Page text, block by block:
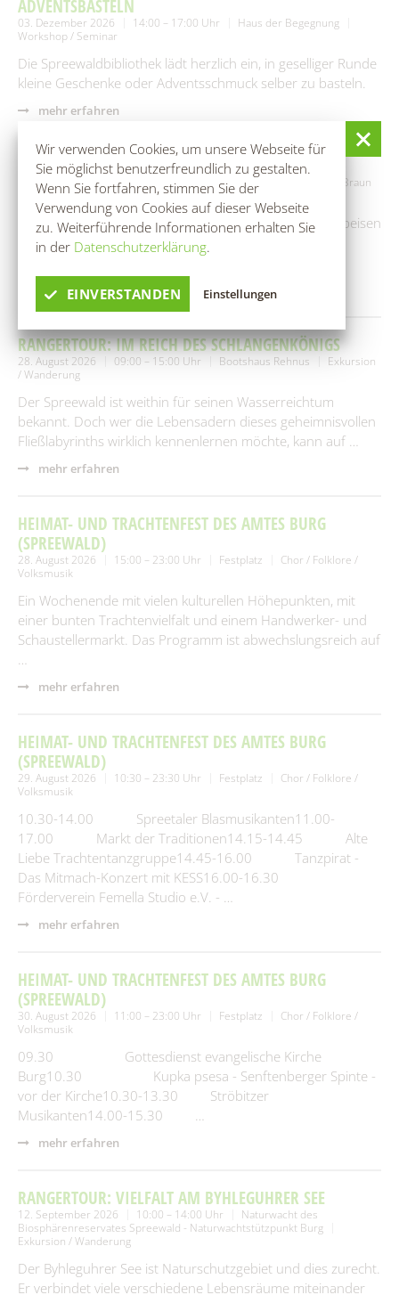
Wir verwenden Cookies, um unsere Webseite für
Sie möglichst benutzerfreundlich zu gestalten.
Wenn Sie fortfahren, stimmen Sie der
Verwendung von Cookies auf dieser Webseite
zu. Weiterführende Informationen erhalten Sie
in der Datenschutzerklärung.
EINVERSTANDEN Einstellungen
ADVENTSBASTELN
03. Dezember 2026 14:00 – 17:00 Uhr
Haus der Begegnung
Workshop / Seminar
Die Spreewaldbibliothek lädt herzlich ein, in geselliger Runde
kleine Geschenke oder Adventsschmuck selber zu basteln.
mehr erfahren
ROHKOST-WORKSHOP
25. August 2026 10:00 – 13:00 Uhr
Naturheilpraxen Ina-Elke Braun
Workshop / Seminar
Gemeinsames Herstellen von verschiedenen Rohkostspeisen
(4-5 Gänge Menü)Danach gemeinsames Essen mit den
mehr erfahren
RANGERTOUR: IM REICH DES SCHLANGENKÖNIGS
28. August 2026 09:00 – 15:00 Uhr Bootshaus Rehnus
Exkursion
/ Wanderung
Der Spreewald ist weithin für seinen Wasserreichtum
bekannt. Doch wer die Lebensadern dieses geheimnisvollen
Fließlabyrinths wirklich kennenlernen möchte, kann auf …
mehr erfahren
HEIMAT- UND TRACHTENFEST DES AMTES BURG
(SPREEWALD)
28. August 2026 15:00 – 23:00 Uhr Festplatz
Chor / Folklore /
Volksmusik
Ein Wochenende mit vielen kulturellen Höhepunkten, mit
einer bunten Trachtenvielfalt und einem Handwerker- und
Schaustellermarkt. Das Programm ist abwechslungsreich auf
…
mehr erfahren
HEIMAT- UND TRACHTENFEST DES AMTES BURG
(SPREEWALD)
29. August 2026 10:30 – 23:30 Uhr Festplatz
Chor / Folklore /
Volksmusik
10.30-14.00 Spreetaler Blasmusikanten11.00-
17.00 Markt der Traditionen14.15-14.45 Alte
Liebe Trachtentanzgruppe14.45-16.00 Tanzpirat -
Das Mitmach-Konzert mit KESS16.00-16.30
Förderverein Femella Studio e.V. - …
mehr erfahren
HEIMAT- UND TRACHTENFEST DES AMTES BURG
(SPREEWALD)
30. August 2026 11:00 – 23:00 Uhr Festplatz
Chor / Folklore /
Volksmusik
09.30 Gottesdienst evangelische Kirche
Burg10.30 Kupka psesa - Senftenberger Spinte -
vor der Kirche10.30-13.30 Ströbitzer
Musikanten14.00-15.30 …
mehr erfahren
RANGERTOUR: VIELFALT AM BYHLEGUHRER SEE
12. September 2026 10:00 – 14:00 Uhr
Naturwacht des
Biosphärenreservates Spreewald - Naturwachtstützpunkt Burg
Exkursion / Wanderung
Der Byhleguhrer See ist Naturschutzgebiet und dies zurecht.
Er verbindet viele verschiedene Lebensräume miteinander